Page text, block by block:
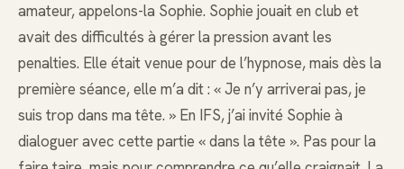
amateur, appelons-la Sophie. Sophie jouait en club et
avait des difficultés à gérer la pression avant les
penalties. Elle était venue pour de l’hypnose, mais dès la
première séance, elle m’a dit : « Je n’y arriverai pas, je
suis trop dans ma tête. » En IFS, j’ai invité Sophie à
dialoguer avec cette partie « dans la tête ». Pas pour la